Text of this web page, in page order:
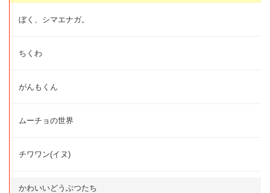
ぼく、シマエナガ。
ちくわ
がんもくん
ムーチョの世界
チワワン(イヌ)
かわいいどうぶつたち